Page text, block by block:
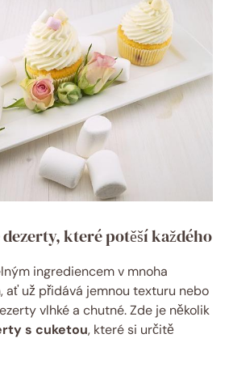
které potěší každého
ingrediencem v mnoha
ať už přidává jemnou texturu nebo
vlhké a chutné. Zde je několik
s cuketou, které si určitě